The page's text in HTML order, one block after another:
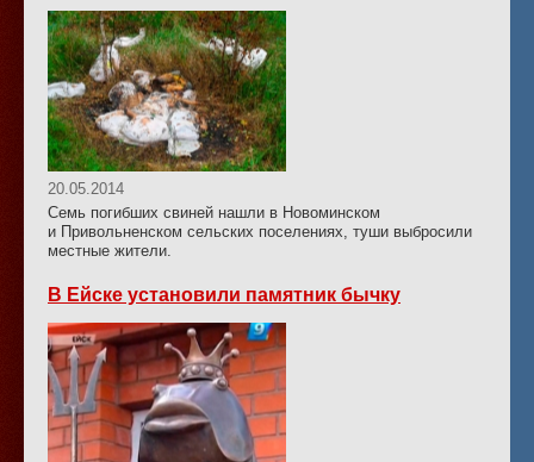
20.05.2014
Семь погибших свиней нашли в Новоминском
и Привольненском сельских поселениях, туши выбросили
местные жители.
В Ейске установили памятник бычку